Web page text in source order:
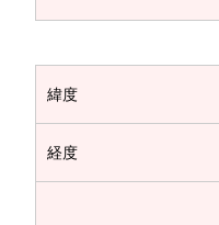
緯度
経度